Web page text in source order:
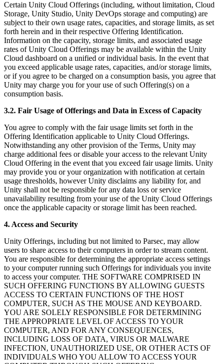
Certain Unity Cloud Offerings (including, without limitation, Cloud
Storage, Unity Studio, Unity DevOps storage and computing) are
subject to their own usage rates, capacities, and storage limits, as set
forth herein and in their respective Offering Identification.
Information on the capacity, storage limits, and associated usage
rates of Unity Cloud Offerings may be available within the Unity
Cloud dashboard on a unified or individual basis. In the event that
you exceed applicable usage rates, capacities, and/or storage limits,
or if you agree to be charged on a consumption basis, you agree that
Unity may charge you for your use of such Offering(s) on a
consumption basis.
3.2. Fair Usage of Offerings and Data in Excess of Capacity
You agree to comply with the fair usage limits set forth in the
Offering Identification applicable to Unity Cloud Offerings.
Notwithstanding any other provision of the Terms, Unity may
charge additional fees or disable your access to the relevant Unity
Cloud Offering in the event that you exceed fair usage limits. Unity
may provide you or your organization with notification at certain
usage thresholds, however Unity disclaims any liability for, and
Unity shall not be responsible for any data loss or service
unavailability resulting from your use of the Unity Cloud Offerings
once the applicable capacity or storage limit has been reached.
4. Access and Security
Unity Offerings, including but not limited to Parsec, may allow
users to share access to their computers in order to stream content.
You are responsible for determining the appropriate access settings
to your computer running such Offerings for individuals you invite
to access your computer. THE SOFTWARE COMPRISED IN
SUCH OFFERING FUNCTIONS BY ALLOWING GUESTS
ACCESS TO CERTAIN FUNCTIONS OF THE HOST
COMPUTER, SUCH AS THE MOUSE AND KEYBOARD.
YOU ARE SOLELY RESPONSIBLE FOR DETERMINING
THE APPROPRIATE LEVEL OF ACCESS TO YOUR
COMPUTER, AND FOR ANY CONSEQUENCES,
INCLUDING LOSS OF DATA, VIRUS OR MALWARE
INFECTION, UNAUTHORIZED USE, OR OTHER ACTS OF
INDIVIDUALS WHO YOU ALLOW TO ACCESS YOUR